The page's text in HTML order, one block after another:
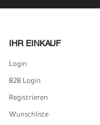
IHR EINKAUF
Login
B2B Login
Registrieren
Wunschliste